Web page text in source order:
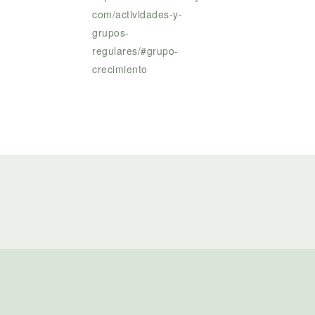
com/actividades-y-
grupos-
regulares/#grupo-
crecimiento